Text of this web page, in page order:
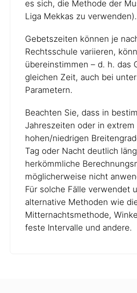
es sich, die Methode der
Liga Mekkas zu verwenden).
Gebetszeiten können je
Rechtsschule variieren,
übereinstimmen – d. h. das
gleichen Zeit, auch bei
Parametern.
Beachten Sie, dass in
Jahreszeiten oder in extrem
hohen/niedrigen
Tag oder Nacht deutlich
herkömmliche
möglicherweise nicht
Für solche Fälle verwendet
alternative Methoden wie
Mitternachtsmethode,
feste Intervalle und andere.